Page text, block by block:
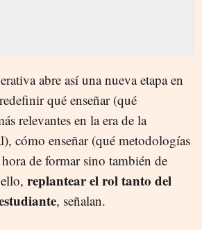
abre así una nueva etapa en
qué enseñar (qué
relevantes en la era de la
cómo enseñar (qué metodologías
de formar sino también de
replantear el rol tanto del
, señalan.